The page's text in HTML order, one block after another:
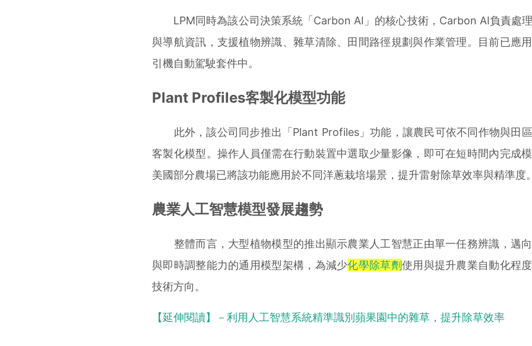
LPM同時為該公司決策系統「Carbon AI」的核心技術，Carbon AI負責處
與導航資訊，支援植物辨識、雜草清除、田間路徑規劃與作業管理。目前已應
引機自動駕駛套件中。
Plant Profiles客製化模型功能
此外，該公司同步推出「Plant Profiles」功能，讓農民可依不同作物與田
客製化模型。操作人員僅需在行動裝置中選取少量影像，即可在短時間內完成
美國部分農場已將該功能應用於不同洋蔥栽培場景，提升雷射除草效率與精準度
農業人工智慧模型發展趨勢
整體而言，大型植物模型的推出顯示農業人工智慧正由單一任務辨識，邁
與即時調整能力的通用模型架構，為減少化學除草劑使用與提升農業自動化程
技術方向。
【延伸閱讀】－利用人工智慧系統精準識別蘋果園中的雜草，提升除草效率